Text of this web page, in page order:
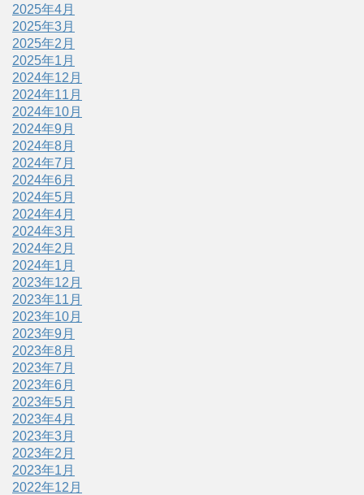
2025年4月
2025年3月
2025年2月
2025年1月
2024年12月
2024年11月
2024年10月
2024年9月
2024年8月
2024年7月
2024年6月
2024年5月
2024年4月
2024年3月
2024年2月
2024年1月
2023年12月
2023年11月
2023年10月
2023年9月
2023年8月
2023年7月
2023年6月
2023年5月
2023年4月
2023年3月
2023年2月
2023年1月
2022年12月